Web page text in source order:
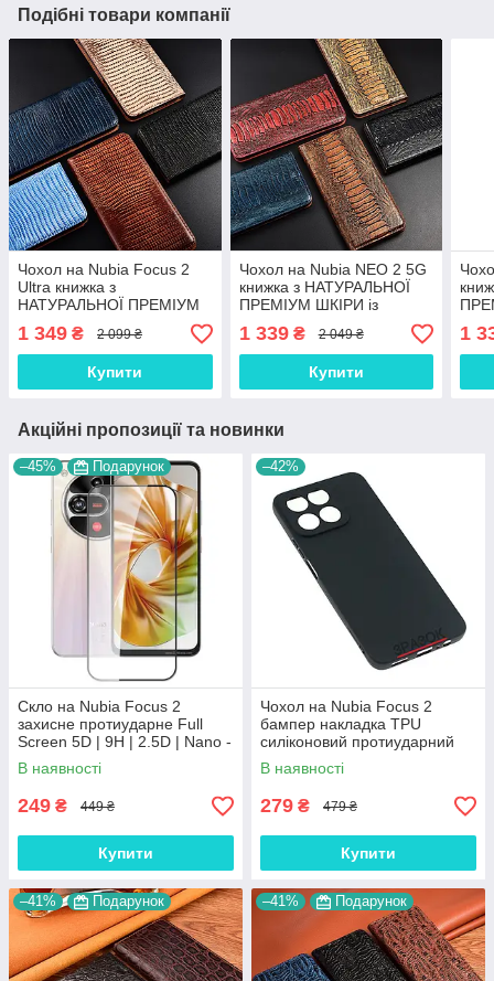
Подібні товари компанії
Чохол на Nubia Focus 2
Ultra книжка з
НАТУРАЛЬНОЇ ПРЕМІУМ
ШКІРИ із підставкою
протиударний магнітний
"VARAN"
1 349 ₴ 2 099 ₴
Купити
Чохол на Nubia NEO 2 5G
книжка з НАТУРАЛЬНОЇ
ПРЕМІУМ ШКІРИ із
підставкою протиударний
магнітний "REPTILE"
1 339₴ 2 049 ₴
Купити
1
Акційні пропозиції та новинки
–45% Подарунок
Скло на Nubia Focus 2
захисне протиударне Full
Screen 5D | 9H | 2.5D | Nano -
покриття "HYPER
PROTECTOR"
В наявності
249 ₴ 449 ₴
Купити
–42%
Чохол на Nubia Focus 2
бампер накладка TPU
силіконовий протиударний
оригінальний "W-SHEILD"
В наявності
279 ₴ 479 ₴
Купити
–41% Подарунок –41% Подарунок